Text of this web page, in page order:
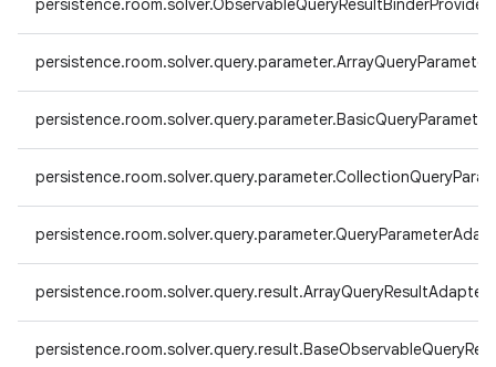
persistence.room.solver.ObservableQueryResultBinderProvider
persistence.room.solver.query.result.ArrayQueryResultAdapter